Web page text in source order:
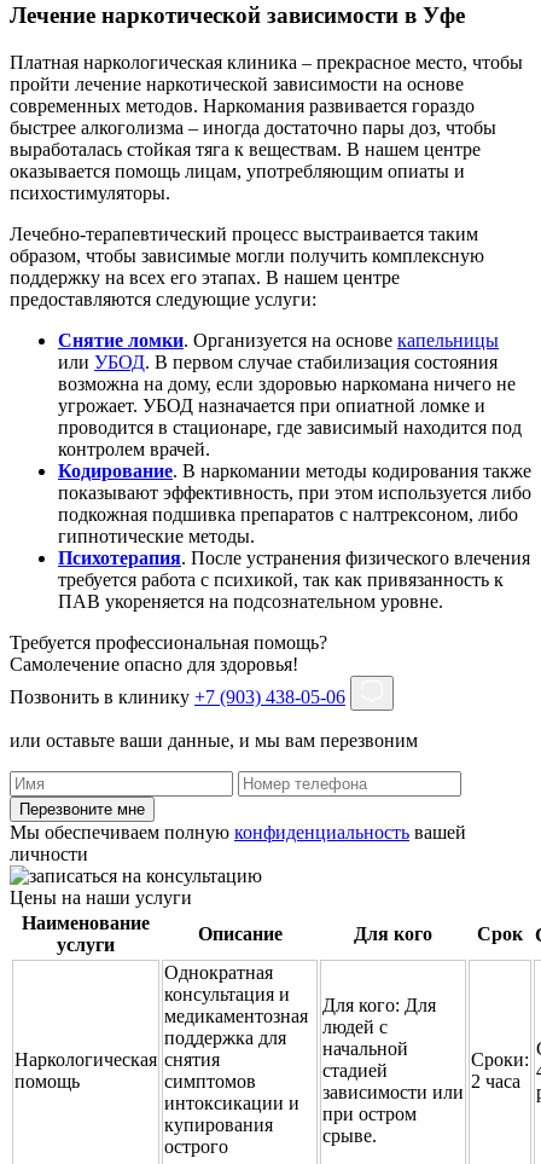
Лечение наркотической зависимости в Уфе
Платная наркологическая клиника – прекрасное место, чтобы
пройти лечение наркотической зависимости на основе
современных методов. Наркомания развивается гораздо
быстрее алкоголизма – иногда достаточно пары доз, чтобы
выработалась стойкая тяга к веществам. В нашем центре
оказывается помощь лицам, употребляющим опиаты и
психостимуляторы.
Лечебно-терапевтический процесс выстраивается таким
образом, чтобы зависимые могли получить комплексную
поддержку на всех его этапах. В нашем центре
предоставляются следующие услуги:
Снятие ломки. Организуется на основе капельницы
или УБОД. В первом случае стабилизация состояния
возможна на дому, если здоровью наркомана ничего не
угрожает. УБОД назначается при опиатной ломке и
проводится в стационаре, где зависимый находится под
контролем врачей.
Кодирование. В наркомании методы кодирования также
показывают эффективность, при этом используется либо
подкожная подшивка препаратов с налтрексоном, либо
гипнотические методы.
Психотерапия. После устранения физического влечения
требуется работа с психикой, так как привязанность к
ПАВ укореняется на подсознательном уровне.
Требуется профессиональная помощь?
Самолечение опасно для здоровья!
Позвонить в клинику +7 (903) 438-05-06
или оставьте ваши данные, и мы вам перезвоним
Перезвоните мне
Мы обеспечиваем полную конфиденциальность вашей
личности
Цены на наши услуги
Наименование
услуги
Описание Для кого Срок
Наркологическая
помощь
Однократная
консультация и
медикаментозная
поддержка для
снятия
симптомов
интоксикации и
купирования
острого
Для кого: Для
людей с
начальной
стадией
зависимости или
при остром
срыве.
Сроки:
2 часа